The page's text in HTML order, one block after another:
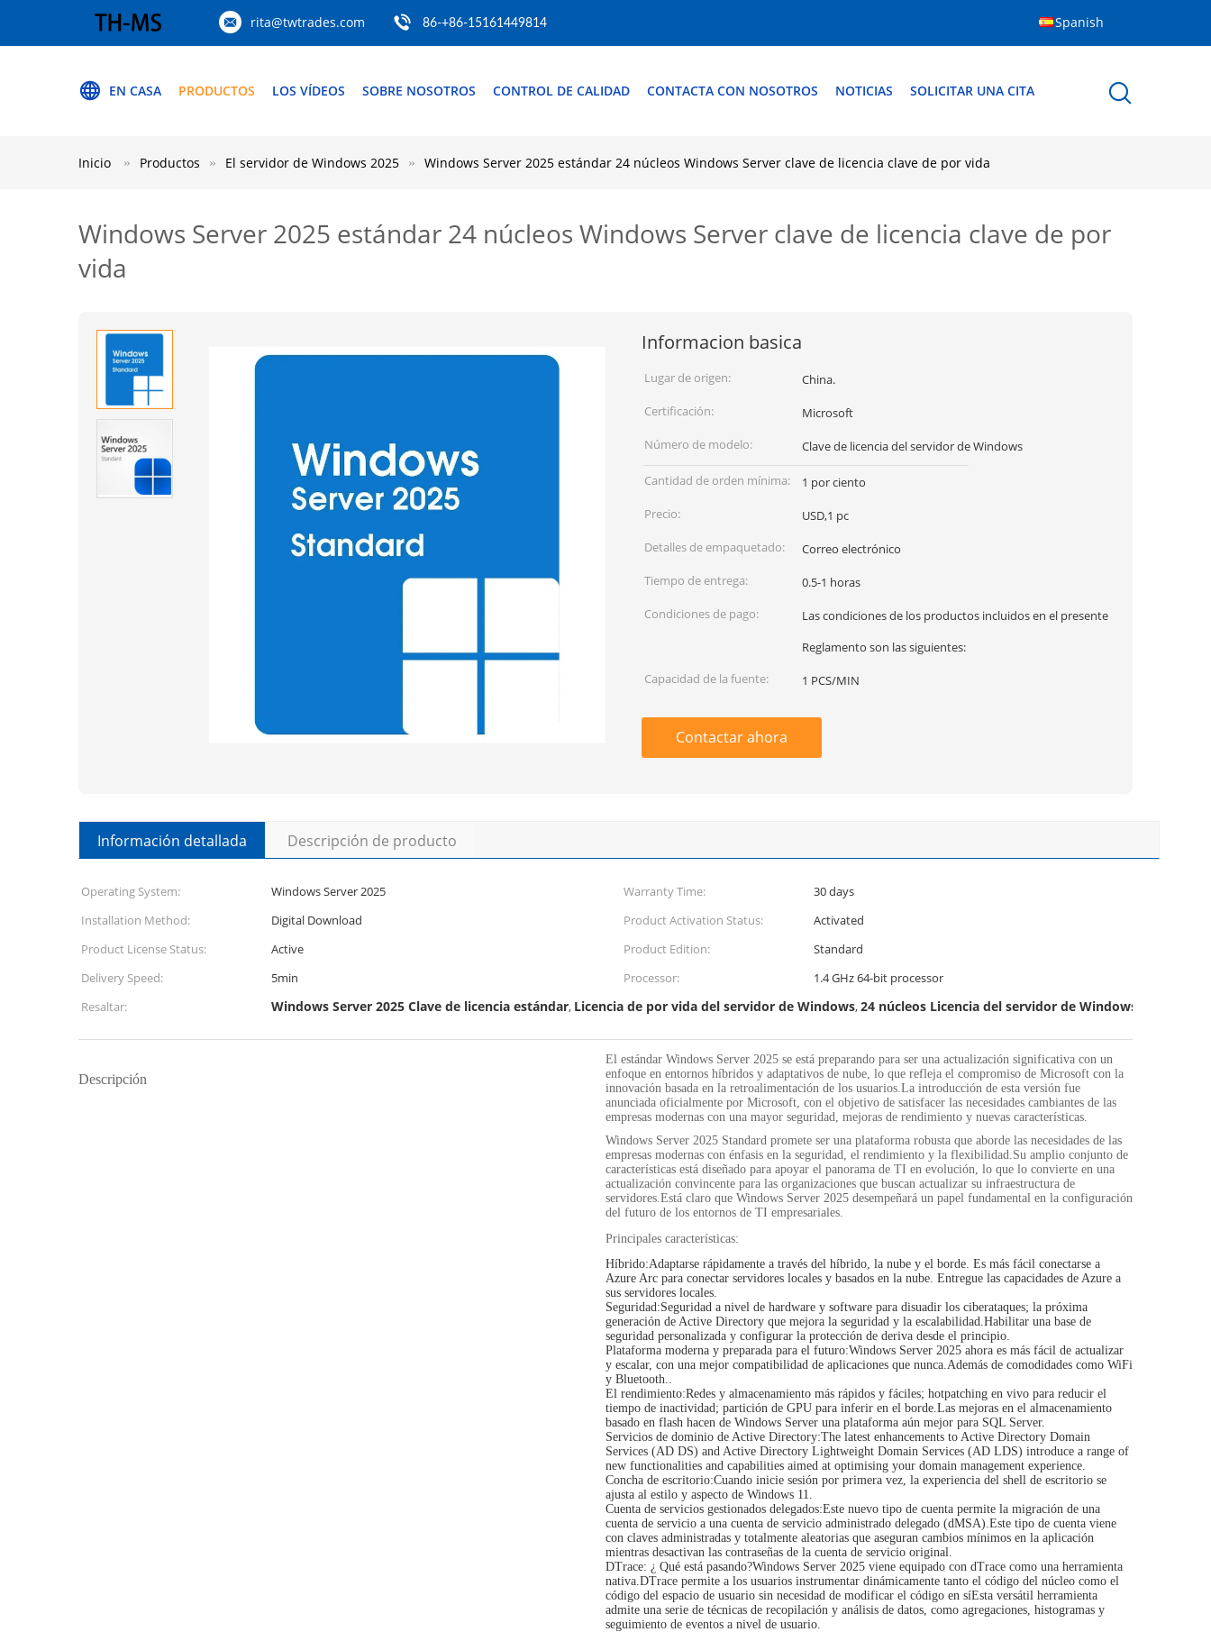
rita@twtrades.com 86-+86-15161449814 Spanish
EN CASA PRODUCTOS LOS VÍDEOS SOBRE NOSOTROS CONTROL DE CALIDAD CONTACTA CON NOSOTROS NOTICIAS SOLICITAR UNA CITA
Inicio Productos El servidor de Windows 2025 Windows Server 2025 estándar 24 núcleos Windows Server clave de licencia clave de por vida
Windows Server 2025 estándar 24 núcleos Windows Server clave de licencia clave de por
vida
Informacion basica
Lugar de origen:
China.
Certificación:
Microsoft
Número de modelo:
Clave de licencia del servidor de Windows
Cantidad de orden mínima:
1 por ciento
Precio:
USD,1 pc
Detalles de empaquetado:
Correo electrónico
Tiempo de entrega:
0.5-1 horas
Condiciones de pago:
Las condiciones de los productos incluidos en el presente
Reglamento son las siguientes:
Capacidad de la fuente:
1 PCS/MIN
Contactar ahora
Información detallada Descripción de producto
Operating System: Windows Server 2025 Warranty Time:
30 days
Installation Method:
Digital Download Product Activation Status:
Activated
Product License Status:
Active Product Edition:
Standard
Delivery Speed:
5min Processor:
1.4 GHz 64-bit processor
Resaltar:
Windows Server 2025 Clave de licencia estándar, Licencia de por vida del servidor de Windows,24 núcleos Licencia del servidor de Windows
Descripción
El estándar Windows Server 2025 se está preparando para ser una actualización significativa con un
enfoque en entornos híbridos y adaptativos de nube, lo que refleja el compromiso de Microsoft con la
innovación basada en la retroalimentación de los usuarios.La introducción de esta versión fue
anunciada oficialmente por Microsoft, con el objetivo de satisfacer las necesidades cambiantes de las
empresas modernas con una mayor seguridad, mejoras de rendimiento y nuevas características.
Windows Server 2025 Standard promete ser una plataforma robusta que aborde las necesidades de las
empresas modernas con énfasis en la seguridad, el rendimiento y la flexibilidad.Su amplio conjunto de
características está diseñado para apoyar el panorama de TI en evolución, lo que lo convierte en una
actualización convincente para las organizaciones que buscan actualizar su infraestructura de
servidores.Está claro que Windows Server 2025 desempeñará un papel fundamental en la configuración
del futuro de los entornos de TI empresariales.
Principales características:
Híbrido:Adaptarse rápidamente a través del híbrido, la nube y el borde. Es más fácil conectarse a
Azure Arc para conectar servidores locales y basados en la nube. Entregue las capacidades de Azure a
sus servidores locales.
Seguridad:Seguridad a nivel de hardware y software para disuadir los ciberataques; la próxima
generación de Active Directory que mejora la seguridad y la escalabilidad.Habilitar una base de
seguridad personalizada y configurar la protección de deriva desde el principio.
Plataforma moderna y preparada para el futuro:Windows Server 2025 ahora es más fácil de actualizar
y escalar, con una mejor compatibilidad de aplicaciones que nunca.Además de comodidades como WiFi
y Bluetooth..
El rendimiento:Redes y almacenamiento más rápidos y fáciles; hotpatching en vivo para reducir el
tiempo de inactividad; partición de GPU para inferir en el borde.Las mejoras en el almacenamiento
basado en flash hacen de Windows Server una plataforma aún mejor para SQL Server.
Servicios de dominio de Active Directory:The latest enhancements to Active Directory Domain
Services (AD DS) and Active Directory Lightweight Domain Services (AD LDS) introduce a range of
new functionalities and capabilities aimed at optimising your domain management experience.
Concha de escritorio:Cuando inicie sesión por primera vez, la experiencia del shell de escritorio se
ajusta al estilo y aspecto de Windows 11.
Cuenta de servicios gestionados delegados:Este nuevo tipo de cuenta permite la migración de una
cuenta de servicio a una cuenta de servicio administrado delegado (dMSA).Este tipo de cuenta viene
con claves administradas y totalmente aleatorias que aseguran cambios mínimos en la aplicación
mientras desactivan las contraseñas de la cuenta de servicio original.
DTrace: ¿ Qué está pasando?Windows Server 2025 viene equipado con dTrace como una herramienta
nativa.DTrace permite a los usuarios instrumentar dinámicamente tanto el código del núcleo como el
código del espacio de usuario sin necesidad de modificar el código en síEsta versátil herramienta
admite una serie de técnicas de recopilación y análisis de datos, como agregaciones, histogramas y
seguimiento de eventos a nivel de usuario.